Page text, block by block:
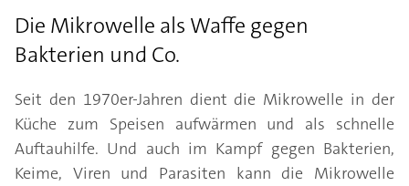
Die Mikrowelle als Waffe gegen
Bakterien und Co.
Seit den 1970er-Jahren dient die Mikrowelle in der
Küche zum Speisen aufwärmen und als schnelle
Auftauhilfe. Und auch im Kampf gegen Bakterien,
Keime, Viren und Parasiten kann die Mikrowelle